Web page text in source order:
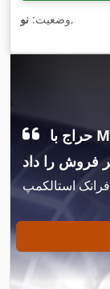
وضعیت: نو ,